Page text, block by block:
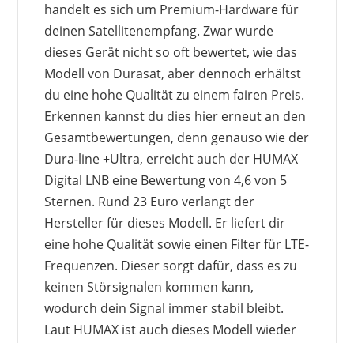
handelt es sich um Premium-Hardware für
deinen Satellitenempfang. Zwar wurde
dieses Gerät nicht so oft bewertet, wie das
Modell von Durasat, aber dennoch erhältst
du eine hohe Qualität zu einem fairen Preis.
Erkennen kannst du dies hier erneut an den
Gesamtbewertungen, denn genauso wie der
Dura-line +Ultra, erreicht auch der HUMAX
Digital LNB eine Bewertung von 4,6 von 5
Sternen. Rund 23 Euro verlangt der
Hersteller für dieses Modell. Er liefert dir
eine hohe Qualität sowie einen Filter für LTE-
Frequenzen. Dieser sorgt dafür, dass es zu
keinen Störsignalen kommen kann,
wodurch dein Signal immer stabil bleibt.
Laut HUMAX ist auch dieses Modell wieder